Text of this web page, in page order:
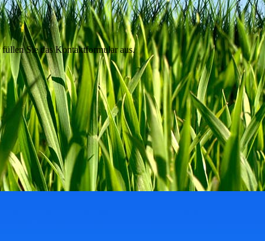
Sie das Kontaktformular aus.